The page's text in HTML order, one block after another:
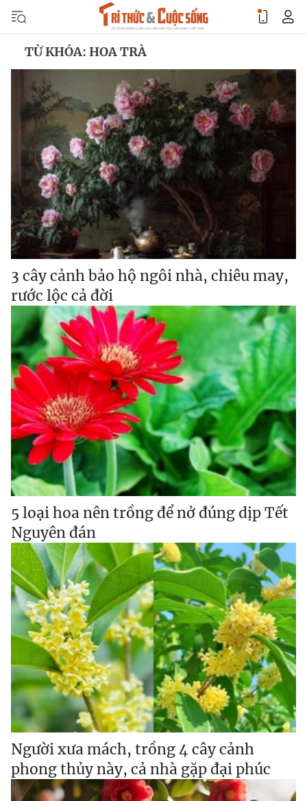
TỪ KHÓA: HOA TRÀ
3 cây cảnh bảo hộ ngôi nhà, chiêu may,
rước lộc cả đời
5 loại hoa nên trồng để nở đúng dịp Tết
Nguyên đán
Người xưa mách, trồng 4 cây cảnh
phong thủy này, cả nhà gặp đại phúc